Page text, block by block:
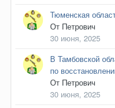
Тюменская
От Петрович
30 июня, 2025
В Тамбовской
по
От Петрович
30 июня, 2025